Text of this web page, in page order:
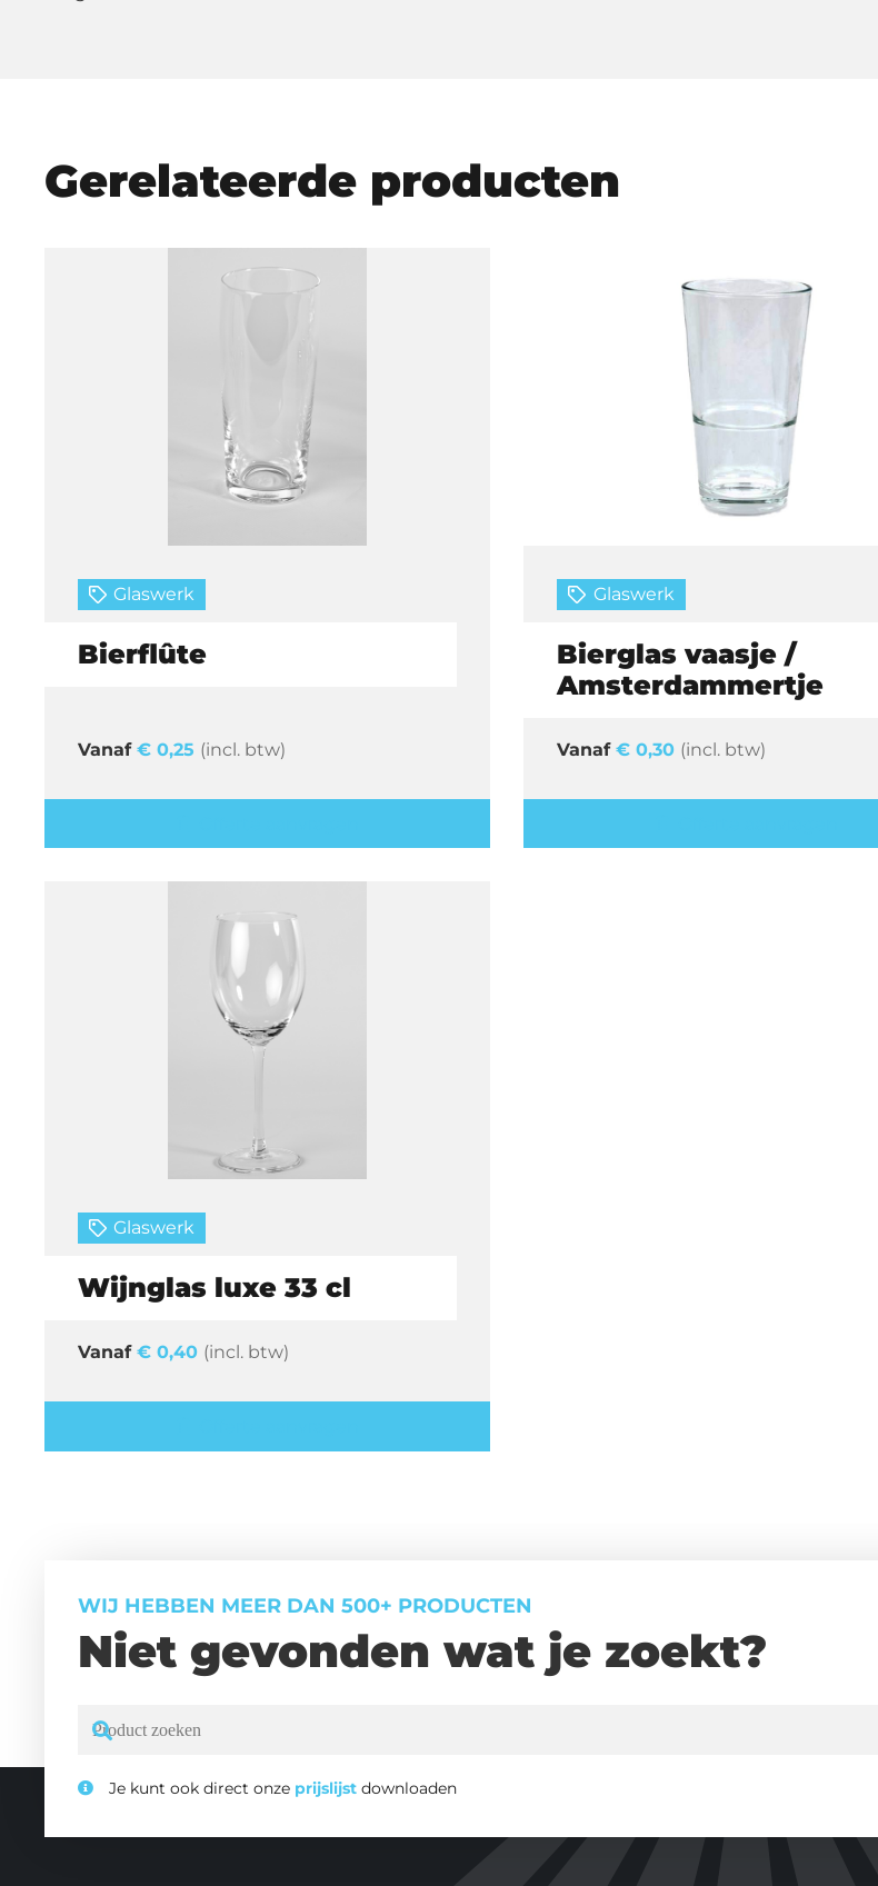
Gerelateerde producten
Glaswerk
Bierflûte
€ 0,25 (incl. btw)
Glaswerk
Bierglas vaasje /
Amsterdammertje
€ 0,30 (incl. btw)
Glaswerk
Wijnglas luxe 33 cl
€ 0,40 (incl. btw)
WIJ HEBBEN MEER DAN 500+ PRODUCTEN
Niet gevonden wat je zoekt?
Je kunt ook direct onze prijslijst downloaden